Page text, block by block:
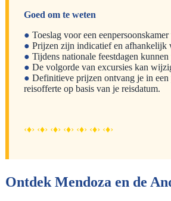
Goed om te weten
● Toeslag voor een
● Prijzen zijn indicatief en afhankelijk
● Tijdens nationale feestdagen
● De volgorde van excursies kan
● Definitieve prijzen ontvang je in
reisofferte op basis van je reisdatum.
‹♦› ‹♦› ‹♦› ‹♦› ‹♦› ‹♦› ‹♦›
Ontdek Mendoza en de